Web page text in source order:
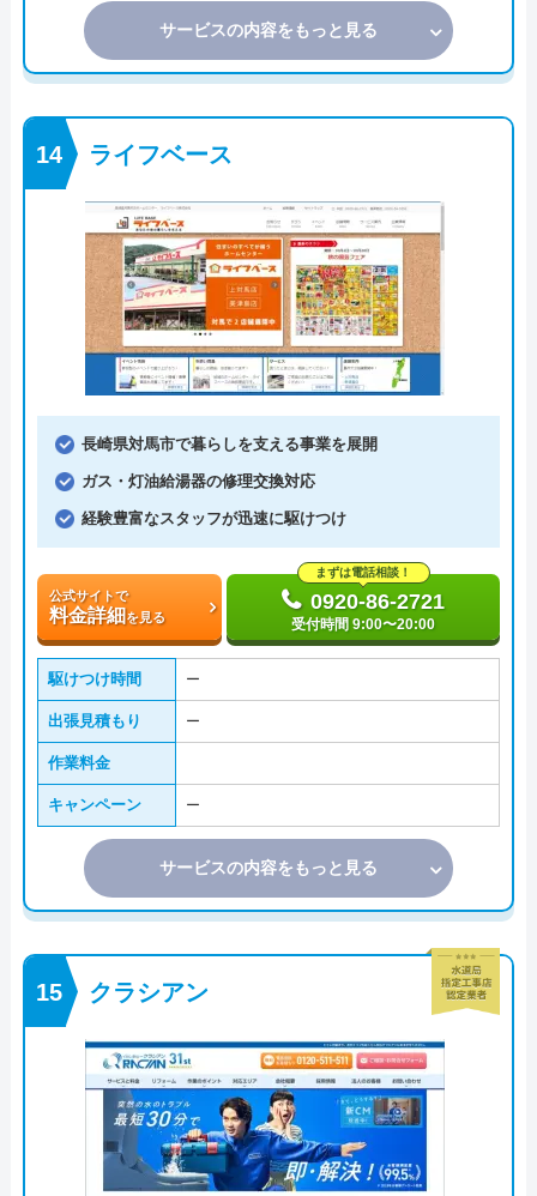
サービスの内容をもっと見る
ライフベース
長崎県対馬市で暮らしを支える事業を展開
ガス・灯油給湯器の修理交換対応
経験豊富なスタッフが迅速に駆けつけ
公式サイトで
料金詳細を見る
まずは電話相談！
0920-86-2721
受付時間 9:00〜20:00
駆けつけ時間 ー
出張見積もり ー
作業料金
キャンペーン ー
サービスの内容をもっと見る
クラシアン